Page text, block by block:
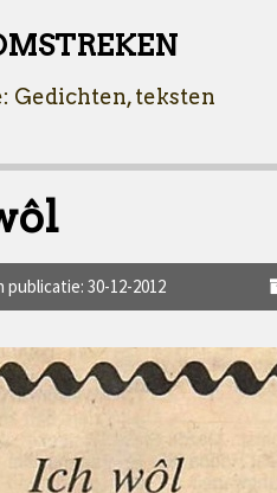
Gedichten, teksten
publicatie: 30-12-2012